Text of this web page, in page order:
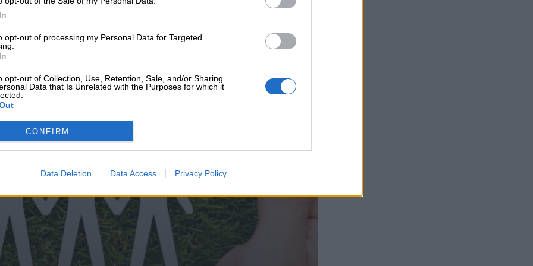
opt-out of processing my Personal Data for Targeted
opt-out of Collection, Use, Retention, Sale, and/or Sharing
Data that Is Unrelated with the Purposes for which it
CONFIRM
Data Deletion Data Access Privacy Policy
05.08.2026 - 12:11
ροή